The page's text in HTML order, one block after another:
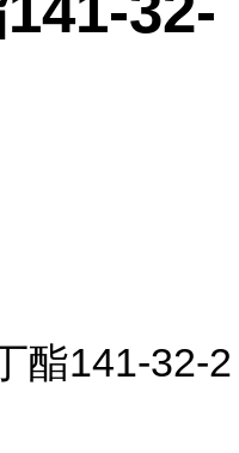
酯141-32-2